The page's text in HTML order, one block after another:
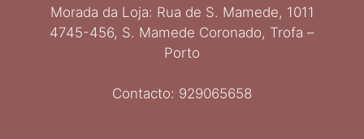
Morada da Loja: Rua de S. Mamede, 1011
4745-456, S. Mamede Coronado, Trofa –
Porto
Contacto: 929065658
Italiano
Ελληνικά